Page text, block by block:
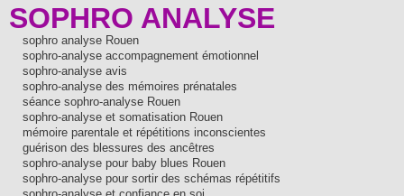
SOPHRO ANALYSE
sophro analyse Rouen
sophro-analyse accompagnement émotionnel
sophro-analyse avis
sophro-analyse des mémoires prénatales
séance sophro-analyse Rouen
sophro-analyse et somatisation Rouen
mémoire parentale et répétitions inconscientes
guérison des blessures des ancêtres
sophro-analyse pour baby blues Rouen
sophro-analyse pour sortir des schémas répétitifs